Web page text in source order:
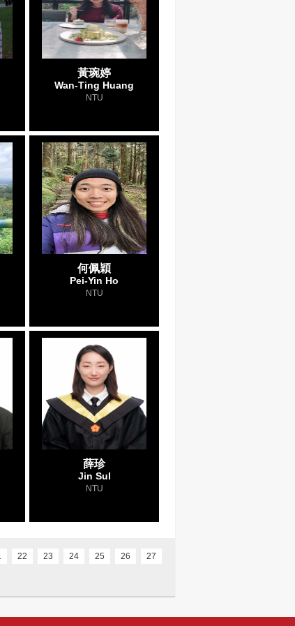
黃琬婷
Wan-Ting Huang
NTU
何佩穎
Pei-Yin Ho
NTU
薛珍
Jin Sul
NTU
22 23 24 25 26 27